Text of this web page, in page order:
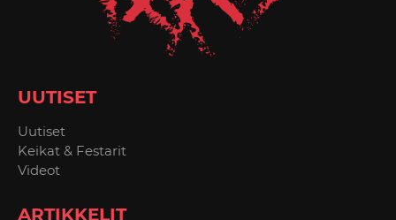
UUTISET
Uutiset
Keikat & Festarit
Videot
ARTIKKELIT